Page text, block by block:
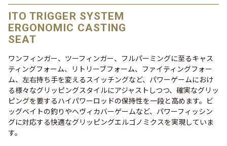
ITO TRIGGER SYSTEM
ERGONOMIC CASTING
SEAT
ワンフィンガー、ツーフィンガー、フルパーミングに至るキャス
ティングフォーム、リトリーブフォーム、ファイティングフォー
ム、左右持ち手を変えるスイッチングなど、パワーゲームにおけ
る様々なグリッピングスタイルにアジャストしつつ、確実なグリッ
ピングを要するハイパワーロッドの保持性を一段と高めます。ビ
ッグベイトの釣りやヘヴィカバーゲームなど、パワーフィッシン
グに対応する快適なグリッピングエルゴノミクスを実現していま
す。